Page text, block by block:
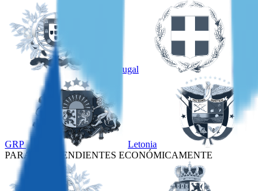
Portugal
GRP Letonia
PARA INDEPENDIENTES ECONÓMICAMENTE